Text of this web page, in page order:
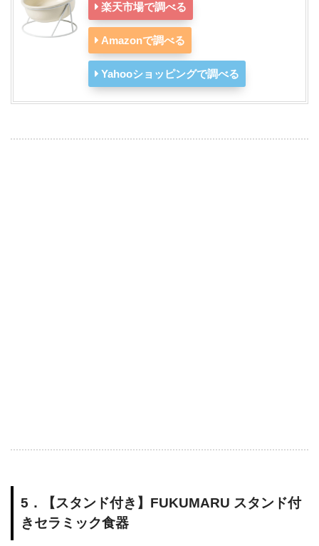
楽天市場で調べる
Amazonで調べる
Yahooショッピングで調べる
5．【スタンド付き】FUKUMARU スタンド付
きセラミック食器